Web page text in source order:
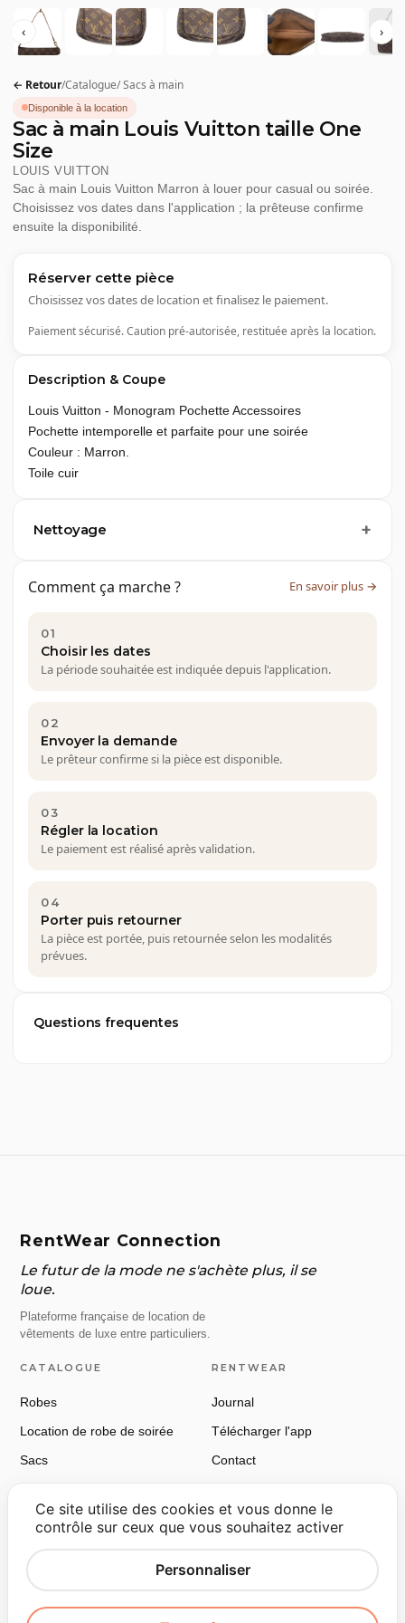
‹ ›
← Retour/Catalogue/Sacs à main
Disponible à la location
Sac à main Louis Vuitton taille One
Size
LOUIS VUITTON
Sac à main Louis Vuitton Marron à louer pour casual ou soirée.
Choisissez vos dates dans l'application ; la prêteuse confirme
ensuite la disponibilité.
Réserver cette pièce
Choisissez vos dates de location et finalisez le paiement.
Paiement sécurisé. Caution pré-autorisée, restituée après la location.
Description & Coupe
Louis Vuitton - Monogram Pochette Accessoires
Pochette intemporelle et parfaite pour une soirée
Couleur : Marron.
Toile cuir
Nettoyage
Comment ça marche ? En savoir plus →
01
Choisir les dates
La période souhaitée est indiquée depuis l'application.
02
Envoyer la demande
Le prêteur confirme si la pièce est disponible.
03
Régler la location
Le paiement est réalisé après validation.
04
Porter puis retourner
La pièce est portée, puis retournée selon les modalités
prévues.
Questions frequentes
RentWear Connection
Le futur de la mode ne s'achète plus, il se
loue.
Plateforme française de location de
vêtements de luxe entre particuliers.
CATALOGUE
Robes
Location de robe de soirée
Sacs
Manteaux & vestes
RENTWEAR
Journal
Télécharger l'app
Contact
RÉSEAUX
Instagram
CGU
Ce site utilise des cookies et vous donne le
contrôle sur ceux que vous souhaitez activer
Personnaliser